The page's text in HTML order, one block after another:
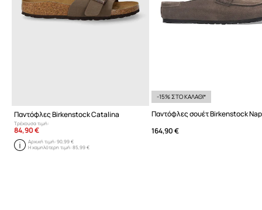
Παντόφλες Birkenstock Catalina
Τρέχουσα τιμή:
84,90 €
Αρχική τιμή:90,99 €
Η χαμηλότερη τιμή:85,99 €
-15% ΣΤΟ ΚΑΛΑΘΙ*
164,90 €